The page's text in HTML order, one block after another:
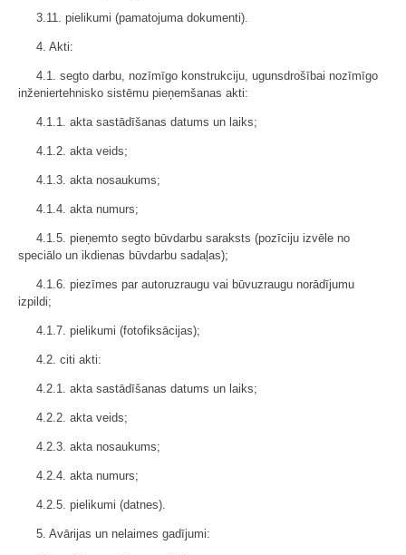
3.11. pielikumi (pamatojuma dokumenti).
4. Akti:
4.1. segto darbu, nozīmīgo konstrukciju, ugunsdrošībai nozīmīgo
inženiertehnisko sistēmu pieņemšanas akti:
4.1.1. akta sastādīšanas datums un laiks;
4.1.2. akta veids;
4.1.3. akta nosaukums;
4.1.4. akta numurs;
4.1.5. pieņemto segto būvdarbu saraksts (pozīciju izvēle no
speciālo un ikdienas būvdarbu sadaļas);
4.1.6. piezīmes par autoruzraugu vai būvuzraugu norādījumu
izpildi;
4.1.7. pielikumi (fotofiksācijas);
4.2. citi akti:
4.2.1. akta sastādīšanas datums un laiks;
4.2.2. akta veids;
4.2.3. akta nosaukums;
4.2.4. akta numurs;
4.2.5. pielikumi (datnes).
5. Avārijas un nelaimes gadījumi: